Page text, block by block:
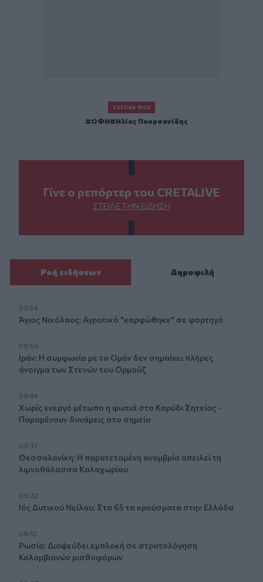
ΣΧΕΤΙΚΆ TAGS
ΟΦΗ Ηλίας Πουρσανίδης
Γίνε ο ρεπόρτερ του CRETALIVE
ΣΤΕΊΛΕ ΤΗΝ ΕΊΔΗΣΗ
Ροή ειδήσεων Δημοφιλή
09:54
Άγιος Νικόλαος: Αγροτικό "καρφώθηκε" σε φορτηγό
09:50
Ιράν: Η συμφωνία με το Ομάν δεν σημαίνει πλήρες
άνοιγμα των Στενών του Ορμούζ
09:44
Χωρίς ενεργό μέτωπο η φωτιά στο Καρύδι Σητείας -
Παραμένουν δυνάμεις στο σημείο
09:31
Θεσσαλονίκη: Η παρατεταμένη ανομβρία απειλεί τη
λιμνοθάλασσα Καλοχωρίου
09:22
Ιός Δυτικού Νείλου: Στα 65 τα κρούσματα στην Ελλάδα
09:12
Ρωσία: Διαψεύδει εμπλοκή σε στρατολόγηση
Κολομβιανών μισθοφόρων